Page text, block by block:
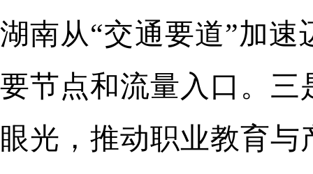
湖南从“交通要道”加
要节点和流量入口。三
眼光，推动职业教育